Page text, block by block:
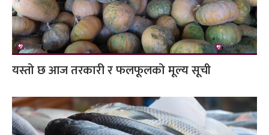
यस्तो छ आज तरकारी र फलफूलको मूल्य सूची